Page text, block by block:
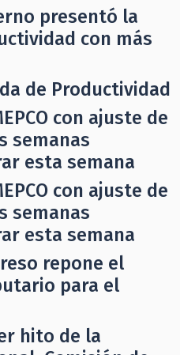
presentó la
con más
de Productividad
con ajuste de
semanas
esta semana
con ajuste de
semanas
esta semana
repone el
para el
hito de la